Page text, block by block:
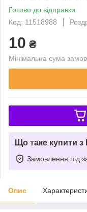
Готово до відправки
Код: 11518988
10 ₴
Мінімальна сума
Що таке купити
Замовлення під
Опис